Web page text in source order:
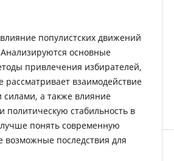
популистских движений
основные
привлечения избирателей,
взаимодействие
силами, а также влияние
стабильность в
понять современную
возможные последствия для